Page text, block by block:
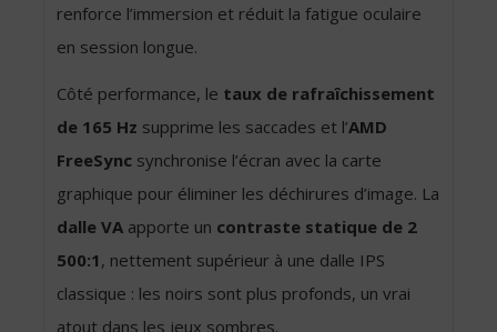
renforce l’immersion et réduit la fatigue oculaire
en session longue.
Côté performance, le taux de rafraîchissement
de 165 Hz supprime les saccades et l’AMD
FreeSyncsynchronise l’écran avec la carte
graphique pour éliminer les déchirures d’image. La
dalle VAapporte un contraste statique de 2
500:1 , nettement supérieur à une dalle IPS
classique : les noirs sont plus profonds, un vrai
atout dans les jeux sombres.